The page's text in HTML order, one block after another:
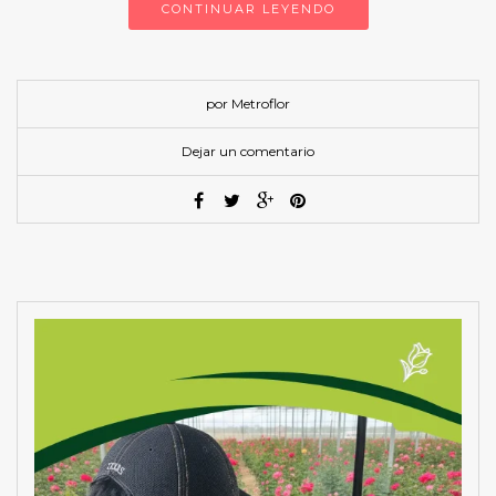
CONTINUAR LEYENDO
por Metroflor
Dejar un comentario